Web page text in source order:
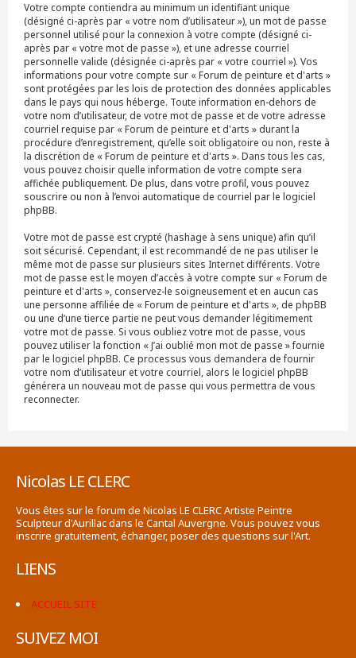
Votre compte contiendra au minimum un identifiant unique
(désigné ci-après par « votre nom d’utilisateur »), un mot de passe
personnel utilisé pour la connexion à votre compte (désigné ci-
après par « votre mot de passe »), et une adresse courriel
personnelle valide (désignée ci-après par « votre courriel »). Vos
informations pour votre compte sur « Forum de peinture et d'arts »
sont protégées par les lois de protection des données applicables
dans le pays qui nous héberge. Toute information en-dehors de
votre nom d’utilisateur, de votre mot de passe et de votre adresse
courriel requise par « Forum de peinture et d'arts » durant la
procédure d’enregistrement, qu’elle soit obligatoire ou non, reste à
la discrétion de « Forum de peinture et d'arts ». Dans tous les cas,
vous pouvez choisir quelle information de votre compte sera
affichée publiquement. De plus, dans votre profil, vous pouvez
souscrire ou non à l’envoi automatique de courriel par le logiciel
phpBB.
Votre mot de passe est crypté (hashage à sens unique) afin qu’il
soit sécurisé. Cependant, il est recommandé de ne pas utiliser le
même mot de passe sur plusieurs sites Internet différents. Votre
mot de passe est le moyen d’accès à votre compte sur « Forum de
peinture et d'arts », conservez-le soigneusement et en aucun cas
une personne affiliée de « Forum de peinture et d'arts », de phpBB
ou une d’une tierce partie ne peut vous demander légitimement
votre mot de passe. Si vous oubliez votre mot de passe, vous
pouvez utiliser la fonction « J’ai oublié mon mot de passe » fournie
par le logiciel phpBB. Ce processus vous demandera de fournir
votre nom d’utilisateur et votre courriel, alors le logiciel phpBB
générera un nouveau mot de passe qui vous permettra de vous
reconnecter.
Nicolas LE CLERC
Vous êtes sur le forum de Nicolas LE CLERC Artiste Peintre
Sculpteur d'Aurillac dans le Cantal Auvergne. Vous pouvez vous
inscrire gratuitement, échanger, poser des questions sur l'Art.
LIENS
ACCUEIL SITE
SUIVEZ MOI